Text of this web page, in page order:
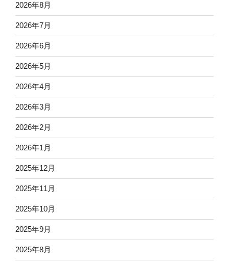
2026年8月
2026年7月
2026年6月
2026年5月
2026年4月
2026年3月
2026年2月
2026年1月
2025年12月
2025年11月
2025年10月
2025年9月
2025年8月